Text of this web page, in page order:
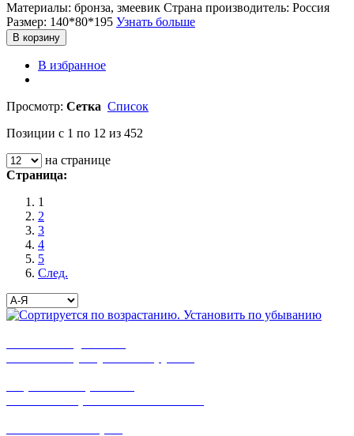
Материалы: бронза, змеевик Страна производитель: Россия
Размер: 140*80*195 Узнать больше
В корзину
В избранное
Просмотр: Сетка Список
Позиции с 1 по 12 из 452
на странице
Страница:
1
2
3
4
5
След.